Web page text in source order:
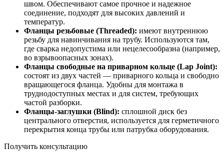
швом. Обеспечивают самое прочное и надежное
соединение, подходят для высоких давлений и
температур.
Фланцы резьбовые (Threaded): имеют внутреннюю
резьбу для навинчивания на трубу. Используются там,
где сварка недопустима или нецелесообразна (например,
во взрывоопасных зонах).
Фланцы свободные на приварном кольце (Lap Joint):
состоят из двух частей — приварного кольца и свободно
вращающегося фланца. Удобны для монтажа в
труднодоступных местах и для систем, требующих
частой разборки.
Фланцы-заглушки (Blind): сплошной диск без
центрального отверстия, используется для герметичного
перекрытия конца трубы или патрубка оборудования.
Получить консультацию